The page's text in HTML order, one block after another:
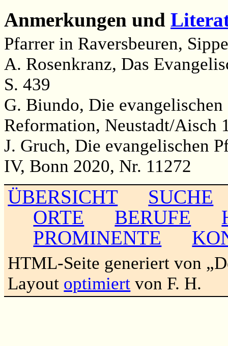
Anmerkungen und
Pfarrer in Raversbeuren,
A. Rosenkranz, Das
S. 439
G. Biundo, Die
Reformation, Neustadt/Aisch
J. Gruch, Die evangelischen
IV, Bonn 2020, Nr. 11272
ÜBERSICHT
SUCHE
ORTE
BERUFE
PROMINENTE
HTML-Seite generiert von
Layout optimiert von F. H.